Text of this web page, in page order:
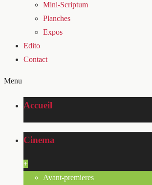
Mini-Scriptum
Planches
Expos
Edito
Contact
Menu
Accueil
Cinema
+
Avant-premieres